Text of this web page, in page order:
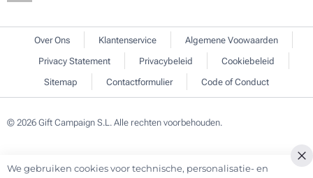
Over Ons Klantenservice
Algemene Voowaarden
Privacy Statement
Privacybeleid
Cookiebeleid
Sitemap
Contactformulier Code of Conduct
© 2026 Gift Campaign S.L. Alle rechten voorbehouden.
We gebruiken cookies voor technische, personalisatie- en